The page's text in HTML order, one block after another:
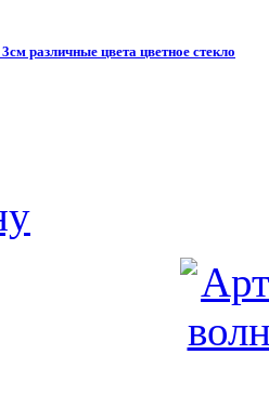
различные цвета цветное стекло